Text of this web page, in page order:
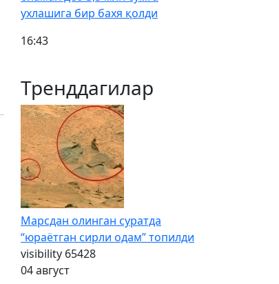
ухлашига бир бахя қолди
16:43
Тренддагилар
Марсдан олинган суратда
“юраётган сирли одам” топилди
visibility 65428
04 август